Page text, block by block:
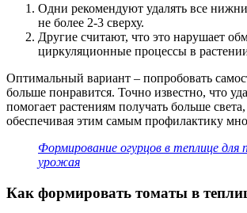
Одни рекомендуют удалять все
не более 2-3 сверху.
Другие считают, что это нарушает
циркуляционные процессы в
Оптимальный вариант – попробовать
больше понравится. Точно известно, что
помогает растениям получать больше света,
обеспечивая этим самым профилактику
Формирование огурцов в теплице для
урожая
Как формировать томаты в